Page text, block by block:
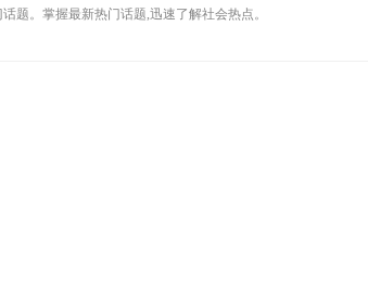
题。掌握最新热门话题,迅速了解社会热点。